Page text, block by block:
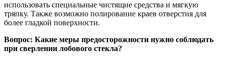
использовать специальные чистящие средства и мягкую
тряпку. Также возможно полирование краев отверстия для
более гладкой поверхности.
Вопрос: Какие меры предосторожности нужно соблюдать
при сверлении лобового стекла?